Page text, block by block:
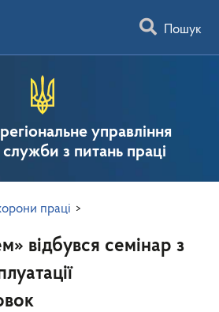
Пошук
управління
з питань праці
праці >
відбувся семінар з